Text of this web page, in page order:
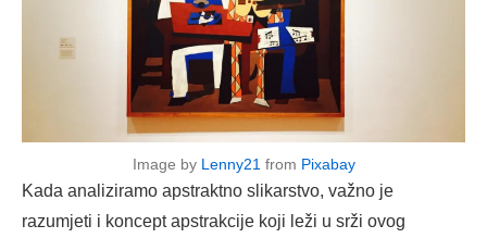
Image by Lenny21 from Pixabay
Kada analiziramo apstraktno slikarstvo, važno je
razumjeti i koncept apstrakcije koji leži u srži ovog